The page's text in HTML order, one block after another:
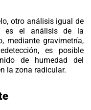
otro análisis igual de
es el análisis de la
mediante gravimetría,
, es posible
de humedad del
la zona radicular.